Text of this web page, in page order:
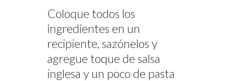
Coloque todos los
ingredientes en un
recipiente, sazónelos y
agregue toque de salsa
inglesa y un poco de pasta